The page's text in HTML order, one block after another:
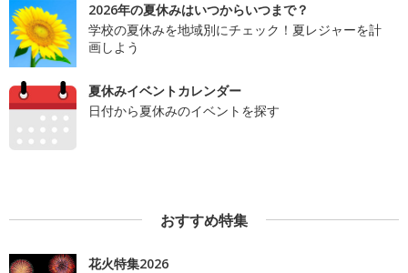
2026年の夏休みはいつからいつまで？
学校の夏休みを地域別にチェック！夏レジャーを計
画しよう
夏休みイベントカレンダー
日付から夏休みのイベントを探す
おすすめ特集
花火特集2026